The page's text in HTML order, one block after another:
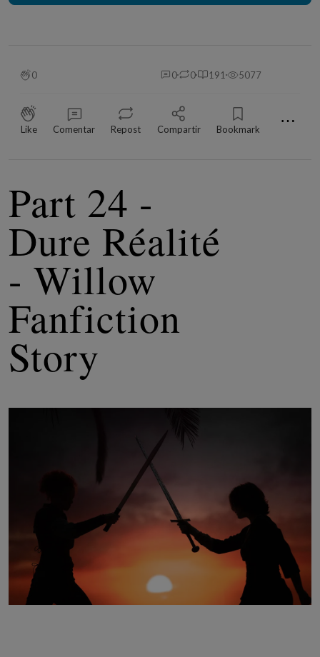
0 0 0 191 5077
Like Comentar Repost Compartir Bookmark ⋯
Part 24 -
Dure Réalité
- Willow
Fanfiction
Story